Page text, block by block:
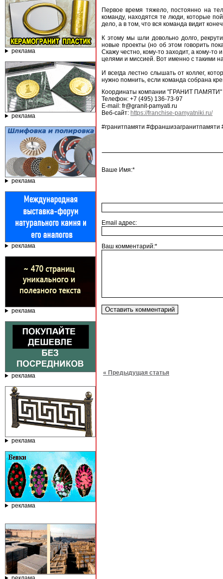
реклама
реклама
реклама
реклама
реклама
реклама
реклама
реклама
Первое время тяжело, постоянно на
команду, находятся те люди, которые
дело, а в том, что вся команда видит
К этому мы шли довольно долго,
новые проекты (но об этом говорить
Скажу честно, кому-то заходит, а кому-
целями и миссией. Вот именно с такими
И всегда лестно слышать от коллег,
нужно помнить, если команда собрана
Координаты компании "ГРАНИТ ПАМЯТИ"
Телефон: +7 (495) 136-73-97
E-mail: fr@granit-pamyati.ru
Веб-сайт: https://franchise-pamyatniki.ru/
#гранитпамяти #франшизагранитпамяти
Ваше Имя:*
Email адрес:
Ваш комментарий:*
« Предыдущая статья